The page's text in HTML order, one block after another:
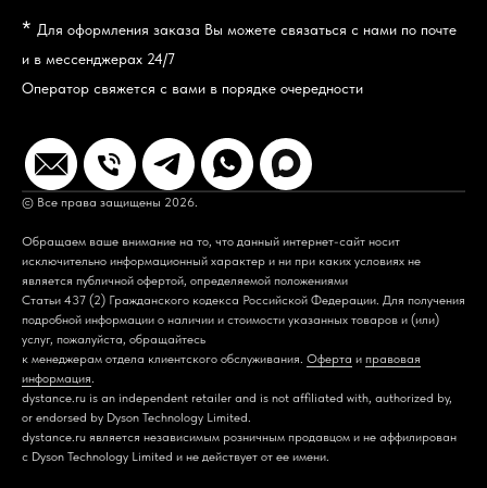
* Для оформления заказа Вы можете связаться с нами по почте
и в мессенджерах 24/7
Оператор свяжется с вами в порядке очередности
© Все права защищены 2026.
Обращаем ваше внимание на то, что данный интернет-сайт носит
исключительно информационный характер и ни при каких условиях не
является публичной офертой, определяемой положениями
Статьи 437 (2) Гражданского кодекса Российской Федерации. Для получения
подробной информации о наличии и стоимости указанных товаров и (или)
услуг, пожалуйста, обращайтесь
к менеджерам отдела клиентского обслуживания. Оферта и правовая
информация.
dystance.ru is an independent retailer and is not affiliated with, authorized by,
or endorsed by Dyson Technology Limited.
dystance.ru является независимым розничным продавцом и не аффилирован
с Dyson Technology Limited и не действует от ее имени.